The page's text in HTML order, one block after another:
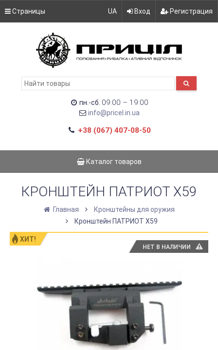
Страницы UA Вход Регистрация
пн.-сб. 09:00 – 19:00
info@pricel.in.ua
+38 (067) 407-08-50
Каталог товаров
КРОНШТЕЙН ПАТРИОТ Х59
Главная
Кронштейны для оружия
Кронштейн ПАТРИОТ Х59
ХИТ!
НЕТ В НАЛИЧИИ